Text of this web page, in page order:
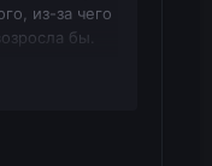
из-за чего
бы.
камнем